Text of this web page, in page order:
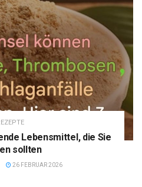
Lebensmittel, die Sie
sollten
26 FEBRUAR 2026